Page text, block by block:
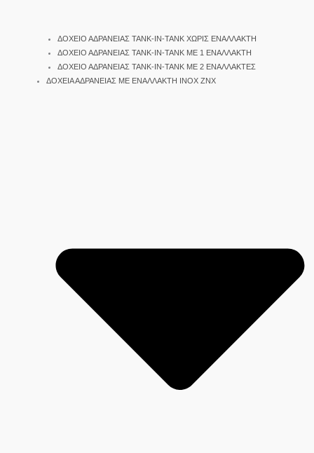
ΔΟΧΕΙΟ ΑΔΡΑΝΕΙΑΣ TANK-IN-TANK ΧΩΡΙΣ ΕΝΑΛΛΑΚΤΗ
ΔΟΧΕΙΟ ΑΔΡΑΝΕΙΑΣ TANK-IN-TANK ΜΕ 1 ΕΝΑΛΛΑΚΤΗ
ΔΟΧΕΙΟ ΑΔΡΑΝΕΙΑΣ TANK-IN-TANK ΜΕ 2 ΕΝΑΛΛΑΚΤΕΣ
ΔΟΧΕΙΑ ΑΔΡΑΝΕΙΑΣ ΜΕ ΕΝΑΛΛΑΚΤΗ INOX ΖΝΧ